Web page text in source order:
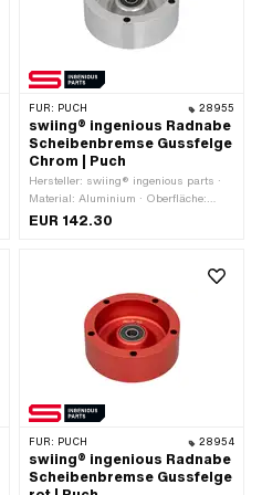
FÜR: PUCH 28955
swiing® ingenious Radnabe
Scheibenbremse Gussfelge
Chrom | Puch
Hersteller: swiing® ingenious parts ·
Material: Aluminium · Oberfläche:
verchromt · Farbe: Chrom · Radgrösse:
EUR 142.30
FÜR: PUCH 28954
swiing® ingenious Radnabe
Scheibenbremse Gussfelge